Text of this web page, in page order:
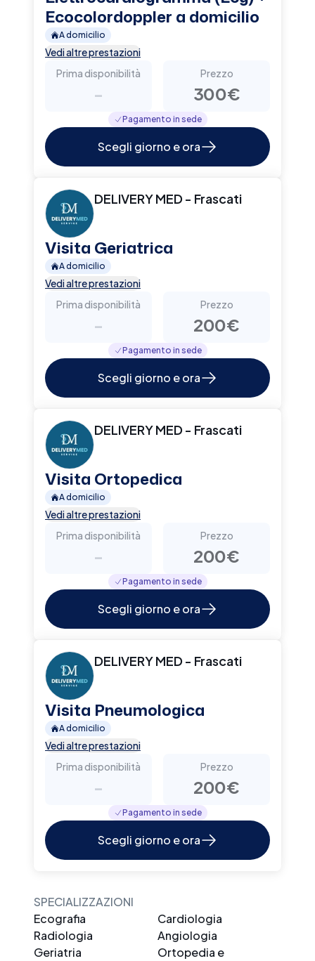
Ecocolordoppler a domicilio
A domicilio
Vedi altre prestazioni
Prima disponibilità
-
Prezzo
300€
Pagamento in sede
Scegli giorno e ora
DELIVERY MED - Frascati
Visita Geriatrica
A domicilio
Vedi altre prestazioni
Prima disponibilità
-
Prezzo
200€
Pagamento in sede
Scegli giorno e ora
DELIVERY MED - Frascati
Visita Ortopedica
A domicilio
Vedi altre prestazioni
Prima disponibilità
-
Prezzo
200€
Pagamento in sede
Scegli giorno e ora
DELIVERY MED - Frascati
Visita Pneumologica
A domicilio
Vedi altre prestazioni
Prima disponibilità
-
Prezzo
200€
Pagamento in sede
Scegli giorno e ora
SPECIALIZZAZIONI
Ecografia
Cardiologia
Radiologia
Angiologia
Geriatria
Ortopedia e